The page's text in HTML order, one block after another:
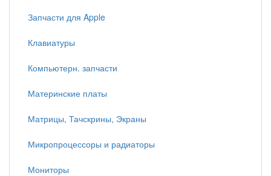
Запчасти для Apple
Клавиатуры
Компьютерн. запчасти
Материнские платы
Матрицы, Тачскрины, Экраны
Микропроцессоры и радиаторы
Мониторы